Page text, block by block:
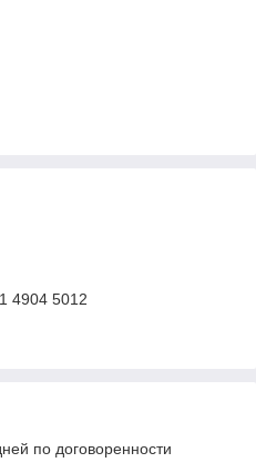
4904 5012
по договоренности